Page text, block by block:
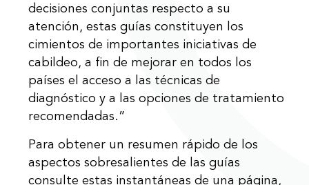
decisiones conjuntas respecto a su
atención, estas guías constituyen los
cimientos de importantes iniciativas de
cabildeo, a fin de mejorar en todos los
países el acceso a las técnicas de
diagnóstico y a las opciones de tratamiento
recomendadas.”
Para obtener un resumen rápido de los
aspectos sobresalientes de las guías
consulte estas instantáneas de una página,